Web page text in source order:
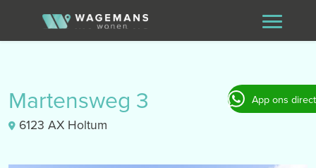
App ons direct
Martensweg 3
6123 AX Holtum